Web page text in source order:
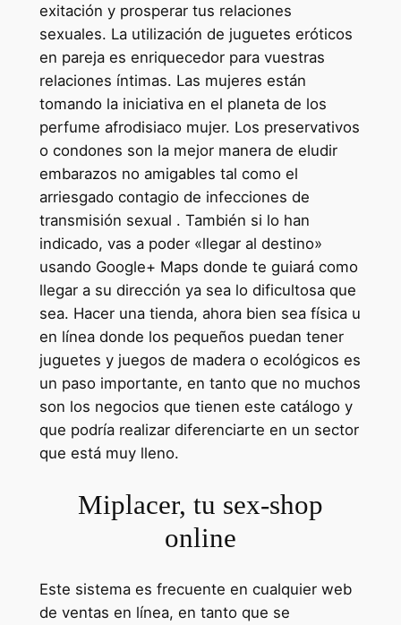
exitación y prosperar tus relaciones
sexuales. La utilización de juguetes eróticos
en pareja es enriquecedor para vuestras
relaciones íntimas. Las mujeres están
tomando la iniciativa en el planeta de los
perfume afrodisiaco mujer. Los preservativos
o condones son la mejor manera de eludir
embarazos no amigables tal como el
arriesgado contagio de infecciones de
transmisión sexual . También si lo han
indicado, vas a poder «llegar al destino»
usando Google+ Maps donde te guiará como
llegar a su dirección ya sea lo dificultosa que
sea. Hacer una tienda, ahora bien sea física u
en línea donde los pequeños puedan tener
juguetes y juegos de madera o ecológicos es
un paso importante, en tanto que no muchos
son los negocios que tienen este catálogo y
que podría realizar diferenciarte en un sector
que está muy lleno.
Miplacer, tu sex-shop
online
Este sistema es frecuente en cualquier web
de ventas en línea, en tanto que se